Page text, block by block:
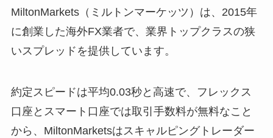
MiltonMarkets（ミルトンマーケッツ）は、2015年
に創業した海外FX業者で、業界トップクラスの狭
いスプレッドを提供しています。
約定スピードは平均0.03秒と高速で、フレックス
口座とスマート口座では取引手数料が無料なこと
から、MiltonMarketsはスキャルピングトレーダー